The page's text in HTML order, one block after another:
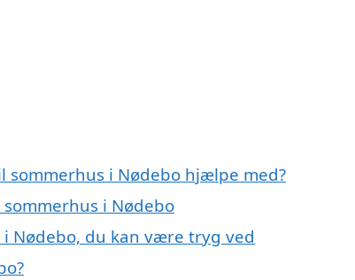
i Nødebo hjælpe med?
i Nødebo
Nødebo, du kan være tryg ved